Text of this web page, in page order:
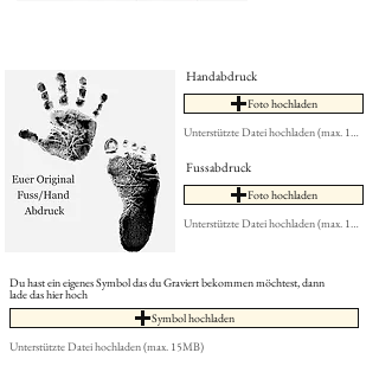
Handabdruck
Foto hochladen
Unterstützte Datei hochladen (max. 15MB)
Fussabdruck
Foto hochladen
Unterstützte Datei hochladen (max. 15MB)
Du hast ein eigenes Symbol das du Graviert bekommen möchtest, dann
lade das hier hoch
Symbol hochladen
Unterstützte Datei hochladen (max. 15MB)